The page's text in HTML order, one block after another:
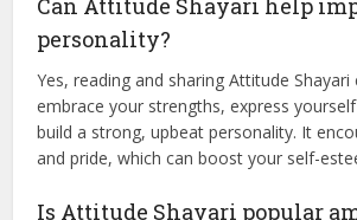
To choose the right attitude, shayari,c
situation, or message. Whether you want
that align with your emotions and
self.
Can Attitude Shayari help
personality?